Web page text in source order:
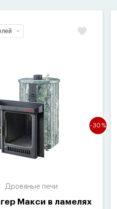
-30%
Дровяные печи
Макси в ламелях